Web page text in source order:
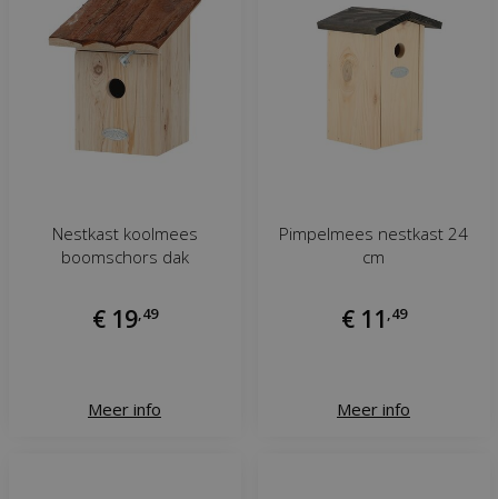
Nestkast koolmees
boomschors dak
€ 19, 49
Meer info
Pimpelmees nestkast 24
cm
€ 11 49
Meer info